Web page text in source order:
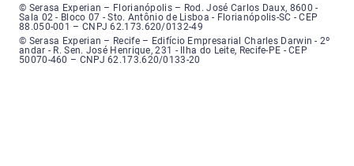
Serasa Experian - Florianópolis, Endereço: Rodovia José Carlos, número
© Serasa Experian – Florianópolis – Rod. José Carlos Daux, 8600 -
Sala 02 - Bloco 07 - Sto. Antônio de Lisboa - Florianópolis-SC - CEP
88.050-001 – CNPJ 62.173.620/0132-49
Serasa Experian - Recife, Endereço: Edifício Empresarial Charles Darwin,
© Serasa Experian – Recife – Edifício Empresarial Charles Darwin - 2º
andar - R. Sen. José Henrique, 231 - Ilha do Leite, Recife-PE - CEP
50070-460 – CNPJ 62.173.620/0133-20